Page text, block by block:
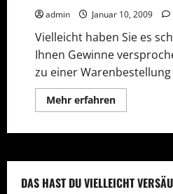
admin Januar 10, 2009
Vielleicht haben Sie es
Ihnen Gewinne
zu einer Warenbestellung
Mehr erfahrenMehr
DAS HAST DU VIELLEICHT